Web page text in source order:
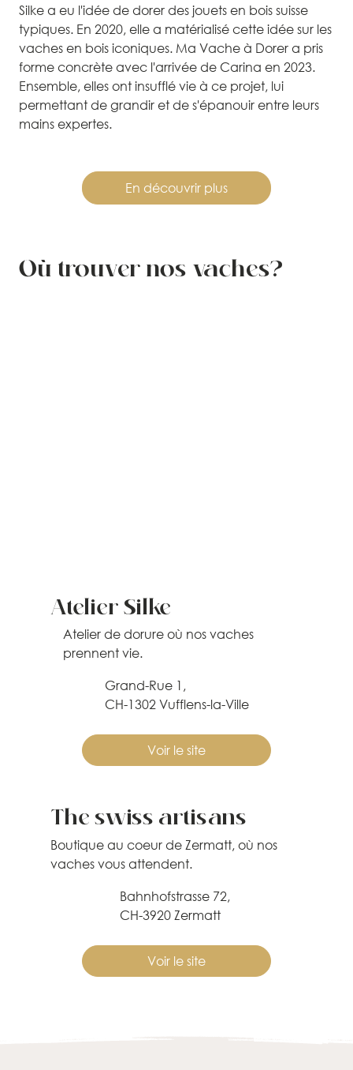
Silke a eu l'idée de dorer des jouets en bois suisse
typiques. En 2020, elle a matérialisé cette idée sur les
vaches en bois iconiques. Ma Vache à Dorer a pris
forme concrète avec l'arrivée de Carina en 2023.
Ensemble, elles ont insufflé vie à ce projet, lui
permettant de grandir et de s'épanouir entre leurs
mains expertes.
En découvrir plus
Où trouver nos vaches?
Atelier Silke
Atelier de dorure où nos vaches
prennent vie.
Grand-Rue 1,
CH-1302 Vufflens-la-Ville
Voir le site
The swiss artisans
Boutique au coeur de Zermatt, où nos
vaches vous attendent.
Bahnhofstrasse 72,
CH-3920 Zermatt
Voir le site